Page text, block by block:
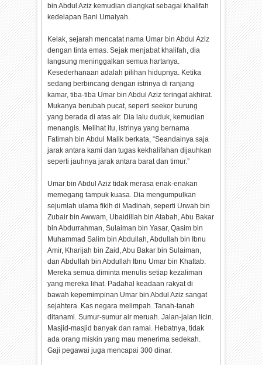
bin Abdul Aziz kemudian diangkat sebagai khalifah
kedelapan Bani Umaiyah.
Kelak, sejarah mencatat nama Umar bin Abdul Aziz
dengan tinta emas. Sejak menjabat khalifah, dia
langsung meninggalkan semua hartanya.
Kesederhanaan adalah pilihan hidupnya. Ketika
sedang berbincang dengan istrinya di ranjang
kamar, tiba-tiba Umar bin Abdul Aziz teringat akhirat.
Mukanya berubah pucat, seperti seekor burung
yang berada di atas air. Dia lalu duduk, kemudian
menangis. Melihat itu, istrinya yang bernama
Fatimah bin Abdul Malik berkata, “Seandainya saja
jarak antara kami dan tugas kekhalifahan dijauhkan
seperti jauhnya jarak antara barat dan timur.”
Umar bin Abdul Aziz tidak merasa enak-enakan
memegang tampuk kuasa. Dia mengumpulkan
sejumlah ulama fikih di Madinah, seperti Urwah bin
Zubair bin Awwam, Ubaidillah bin Atabah, Abu Bakar
bin Abdurrahman, Sulaiman bin Yasar, Qasim bin
Muhammad Salim bin Abdullah, Abdullah bin Ibnu
Amir, Kharijah bin Zaid, Abu Bakar bin Sulaiman,
dan Abdullah bin Abdullah Ibnu Umar bin Khattab.
Mereka semua diminta menulis setiap kezaliman
yang mereka lihat. Padahal keadaan rakyat di
bawah kepemimpinan Umar bin Abdul Aziz sangat
sejahtera. Kas negara melimpah. Tanah-tanah
ditanami. Sumur-sumur air meruah. Jalan-jalan licin.
Masjid-masjid banyak dan ramai. Hebatnya, tidak
ada orang miskin yang mau menerima sedekah.
Gaji pegawai juga mencapai 300 dinar.